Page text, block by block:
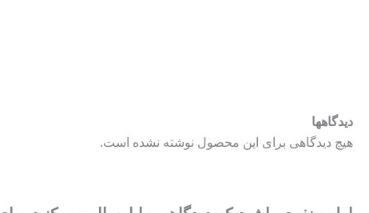
دیدگاهها
هیچ دیدگاهی برای این محصول نوشته نشده است.